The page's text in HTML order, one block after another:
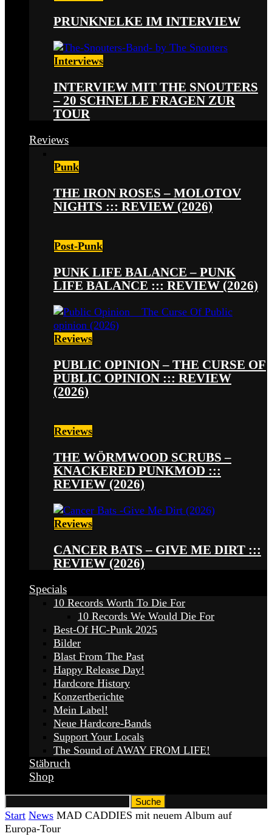
PRUNKNELKE IM INTERVIEW
Interviews
INTERVIEW MIT THE SNOUTERS
– 20 SCHNELLE FRAGEN ZUR
TOUR
Reviews
Punk
THE IRON ROSES – MOLOTOV
NIGHTS ::: REVIEW (2026)
Post-Punk
PUNK LIFE BALANCE – PUNK
LIFE BALANCE ::: REVIEW (2026)
Reviews
PUBLIC OPINION – THE CURSE OF
PUBLIC OPINION ::: REVIEW
(2026)
Reviews
THE WÖRMWOOD SCRUBS –
KNACKERED PUNKMOD :::
REVIEW (2026)
Reviews
CANCER BATS – GIVE ME DIRT :::
REVIEW (2026)
Specials
10 Records Worth To Die For
10 Records We Would Die For
Best-Of HC-Punk 2025
Bilder
Blast From The Past
Happy Release Day!
Hardcore History
Konzertberichte
Mein Label!
Neue Hardcore-Bands
Support Your Locals
The Sound of AWAY FROM LIFE!
Stäbruch
Shop
Start News MAD CADDIES mit neuem Album auf
Europa-Tour